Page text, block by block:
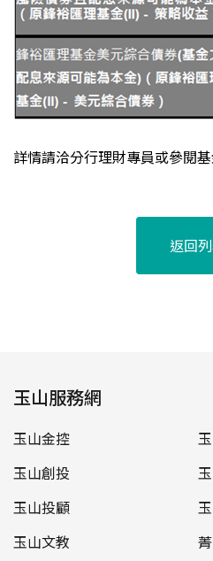
詳情請洽分行理財專員或參閱
返回
玉山服務網
玉山金控
玉山創投
玉山投顧
玉山文教